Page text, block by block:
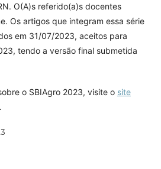
O(A)s referido(a)s docentes
Os artigos que integram essa série
em 31/07/2023, aceitos para
tendo a versão final submetida
o SBIAgro 2023, visite o site
.